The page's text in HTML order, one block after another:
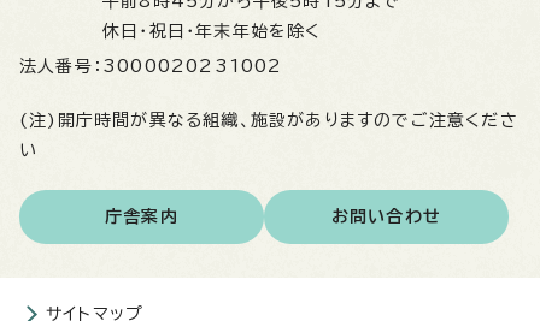
休日・祝日・年末年始を除く
法人番号： 3000020231002
(注)開庁時間が異なる組織、施設がありますのでご注意くださ
い
庁舎案内 お問い合わせ
サイトマップ